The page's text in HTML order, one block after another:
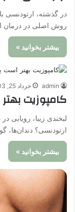
در گذشته، ارتودنسی
روش اصلی در درمان
بیشتر بخوانید »
admin خرداد 25, 1403
کامپوزیت
لبخندی زیبا، رویایی
ارتودنسی؟
بیشتر بخوانید »